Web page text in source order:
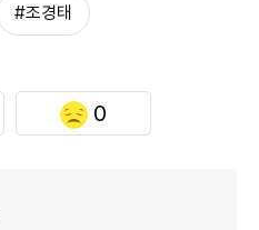
#조경태
0